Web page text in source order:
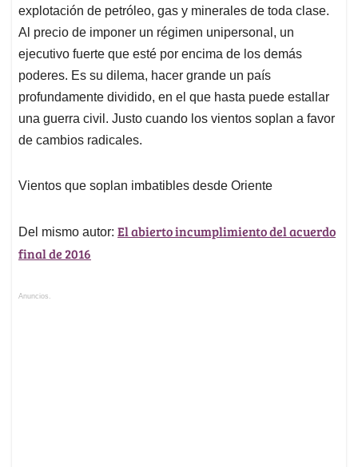
explotación de petróleo, gas y minerales de toda clase.
Al precio de imponer un régimen unipersonal, un
ejecutivo fuerte que esté por encima de los demás
poderes. Es su dilema, hacer grande un país
profundamente dividido, en el que hasta puede estallar
una guerra civil. Justo cuando los vientos soplan a favor
de cambios radicales.
Vientos que soplan imbatibles desde Oriente
Del mismo autor: El abierto incumplimiento del acuerdo
final de 2016
Anuncios.